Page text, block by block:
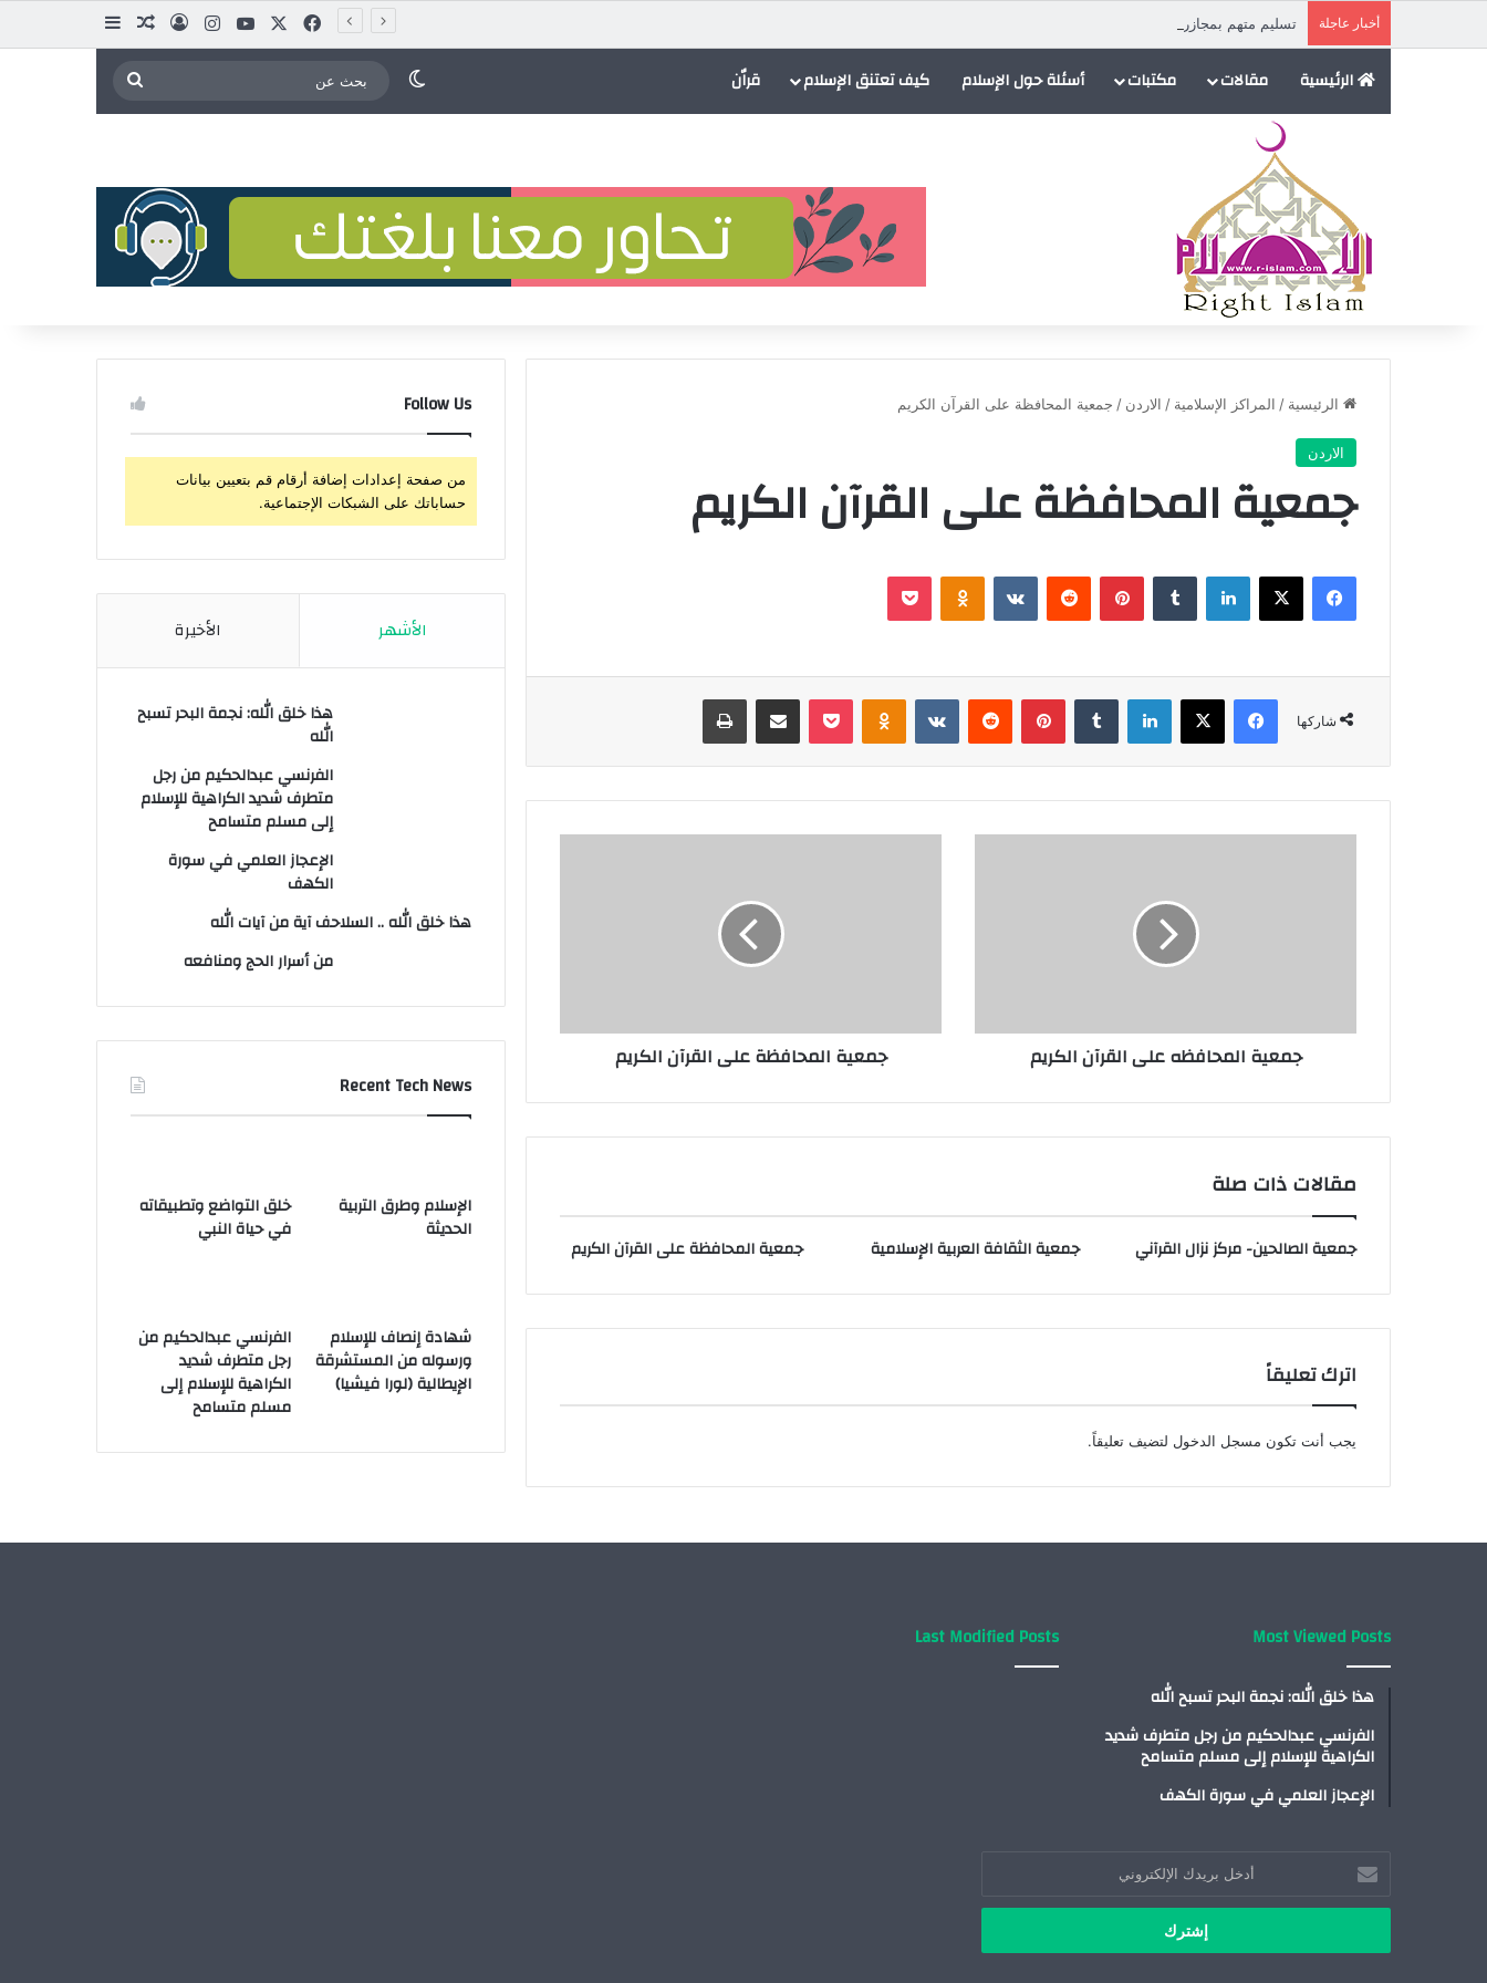
أخبار عاجلة تسليم متهم بمجازر ضد المسلمين في إفريقيا الوسطى إلى المحكمة الدولية فيسبوك يوتيوبانستقرامتسجيل الدخول
مقال عشوائي
الرئيسية مقالات مكتبات أسئلة حول الإسلام كيف تعتنق الإسلام قراٌن الوضع المظلم
عن
الرئيسية / المراكز الإسلامية / الاردن / جمعية المحافظة على القرآن الكريم
الاردن
جمعية المحافظة على القرآن الكريم
فيسبوك لينكدإن بينتيريست
شاركها
فيسبوك لينكدإن بينتيريست بوكيت
جمعية المحافظه على القرآن الكريم جمعية المحافظة على القرآن الكريم
مقالات ذات صلة
جمعية الصالحين- مركز نزال القرآني جمعية الثقافة العربية الإسلامية جمعية المحافظة على القرآن الكريم
اترك تعليقاً
يجب أنت تكون مسجل الدخول لتضيف تعليقاً.
Follow Us
من صفحة إعدادات إضافة أرقام قم بتعيين بيانات
حساباتك على الشبكات الإجتماعية.
الأشهر الأخيرة
هذا خلق الله: نجمة البحر تسبح
الله
الفرنسي عبدالحكيم من رجل
متطرف شديد الكراهية للإسلام
إلى مسلم متسامح
الإعجاز العلمي في سورة
الكهف
هذا خلق الله .. السلاحف آية من آيات الله
من أسرار الحج ومنافعه
Recent Tech News
الإسلام وطرق التربية
الحديثة
خلق التواضع وتطبيقاته
في حياة النبي
شهادة إنصاف للإسلام
ورسوله من المستشرقة
الإيطالية (لورا فيشيا)
الفرنسي عبدالحكيم من
رجل متطرف شديد
الكراهية للإسلام إلى
مسلم متسامح
Most Viewed Posts
هذا خلق الله: نجمة البحر تسبح الله
الفرنسي عبدالحكيم من رجل متطرف شديد
الكراهية للإسلام إلى مسلم متسامح
الإعجاز العلمي في سورة الكهف
Last Modified Posts
بريدك
الإلكتروني